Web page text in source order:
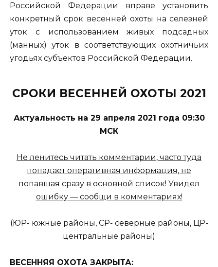
Российской Федерации вправе установить
конкретный срок весенней охоты на селезней
уток с использованием живых подсадных
(манных) уток в соответствующих охотничьих
угодьях субъектов Российской Федерации.
СРОКИ ВЕСЕННЕЙ ОХОТЫ 2021
Актуальность на 29 апреля 2021 года 09:30
МСК
Не ленитесь читать комментарии, часто туда
попадает оперативная информация, не
попавшая сразу в основной список! Увидел
ошибку — сообщи в комментариях!
(ЮР- южные районы, СР- северные районы, ЦР-
центральные районы)
ВЕСЕННЯЯ ОХОТА ЗАКРЫТА: